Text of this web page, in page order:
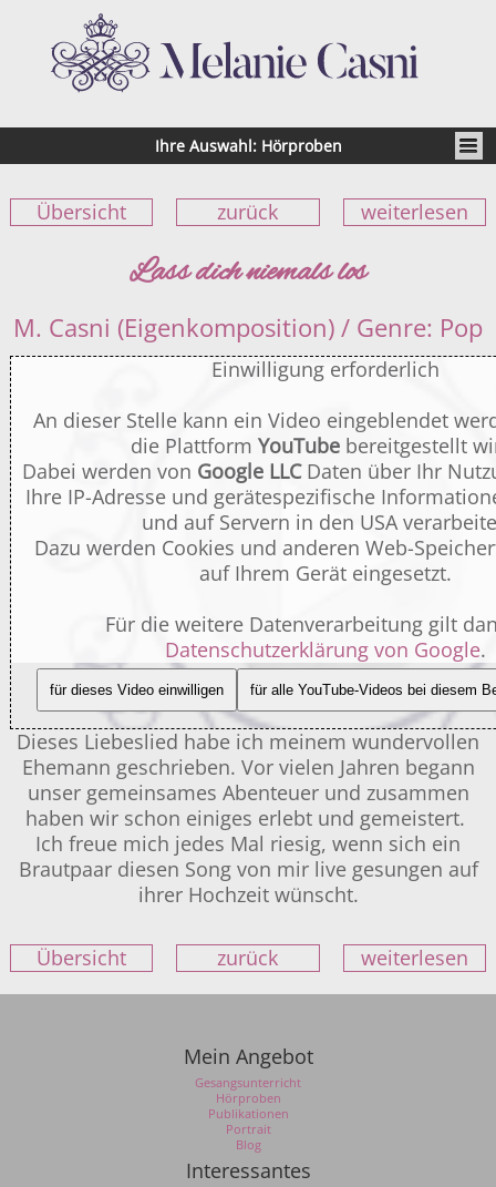
Ihre Auswahl: Hörproben
Übersicht zurück weiterlesen
Lass dich niemals los
M. Casni (Eigenkomposition) / Genre: Pop
Einwilligung erforderlich
An dieser Stelle kann ein Video eingeblendet
die PlattformYouTube bereitgestellt
Dabei werden von Google LLCDaten über Ihr
Ihre IP-Adresse und gerätespezifische
und auf Servern in den USA
Dazu werden Cookies und anderen Web-
auf Ihrem Gerät eingesetzt.
Für die weitere Datenverarbeitung gilt
Datenschutzerklärung von Google.
für dieses Video einwilligen für alle YouTube-Videos bei diesem
Dieses Liebeslied habe ich meinem wundervollen
Ehemann geschrieben. Vor vielen Jahren begann
unser gemeinsames Abenteuer und zusammen
haben wir schon einiges erlebt und gemeistert.
Ich freue mich jedes Mal riesig, wenn sich ein
Brautpaar diesen Song von mir live gesungen auf
ihrer Hochzeit wünscht.
Übersicht zurück weiterlesen
Mein Angebot
Gesangsunterricht
Hörproben
Publikationen
Portrait
Blog
Interessantes